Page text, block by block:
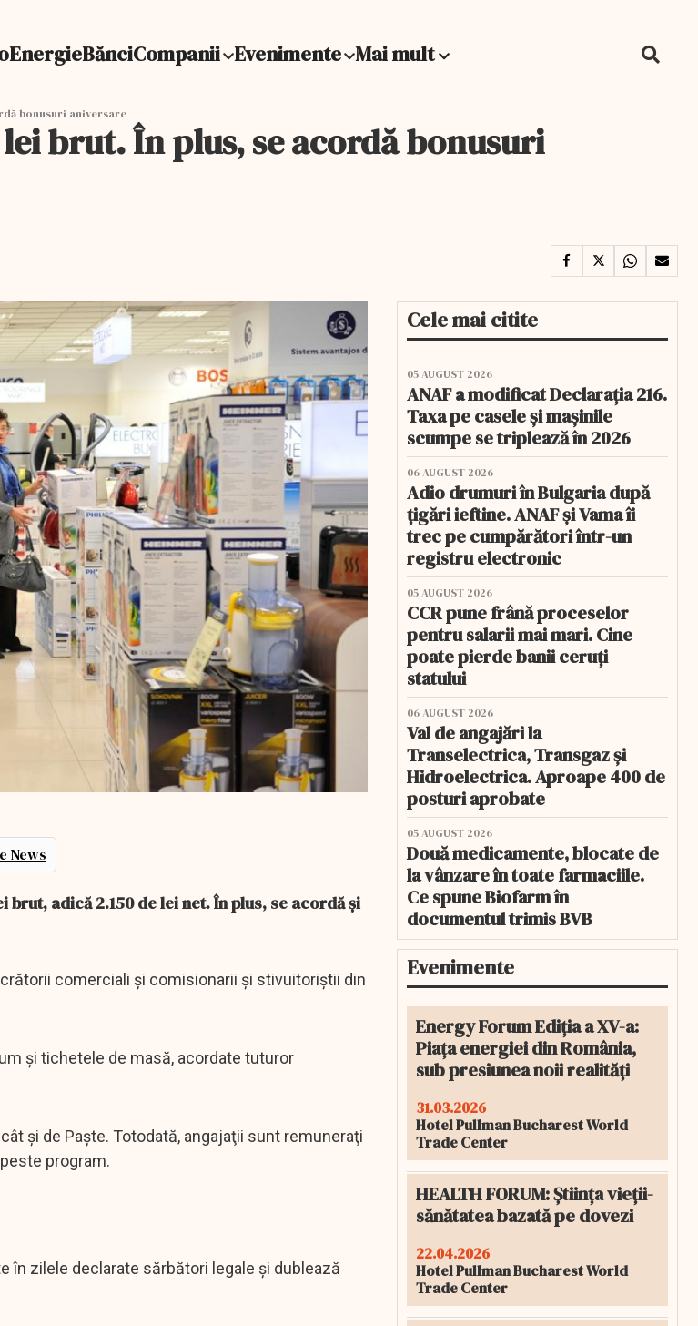
EnergieBănciCompanii Evenimente Mai mult
bonusuri aniversare
brut. În plus, se acordă bonusuri
News
adică 2.150 de lei net. În plus, se acordă și
comerciali şi comisionarii şi stivuitoriştii din
şi tichetele de masă, acordate tuturor
şi de Paşte. Totodată, angajaţii sunt remuneraţi
program.
în zilele declarate sărbători legale şi dublează
Cele mai citite
05 AUGUST 2026
ANAF a modificat Declarația 216.
Taxa pe casele și mașinile
scumpe se triplează în 2026
06 AUGUST 2026
Adio drumuri în Bulgaria după
țigări ieftine. ANAF și Vama îi
trec pe cumpărători într-un
registru electronic
05 AUGUST 2026
CCR pune frână proceselor
pentru salarii mai mari. Cine
poate pierde banii ceruți
statului
06 AUGUST 2026
Val de angajări la
Transelectrica, Transgaz și
Hidroelectrica. Aproape 400 de
posturi aprobate
05 AUGUST 2026
Două medicamente, blocate de
la vânzare în toate farmaciile.
Ce spune Biofarm în
documentul trimis BVB
Evenimente
Energy Forum Ediția a XV-a:
Piața energiei din România,
sub presiunea noii realități
31.03.2026
Hotel Pullman Bucharest World
Trade Center
HEALTH FORUM: Știința vieții-
sănătatea bazată pe dovezi
22.04.2026
Hotel Pullman Bucharest World
Trade Center